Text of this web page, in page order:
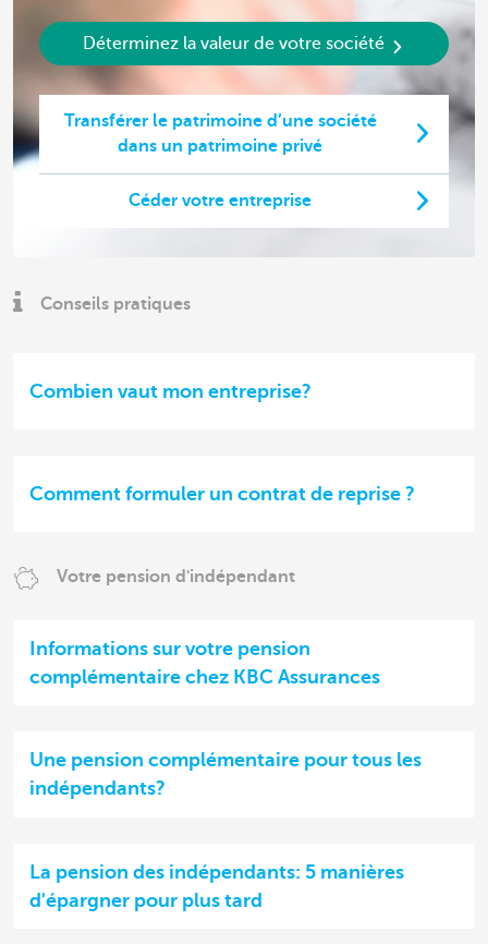
Déterminez la valeur de votre société
Transférer le patrimoine d’une société
dans un patrimoine privé
Céder votre entreprise
Conseils pratiques
Combien vaut mon entreprise?
Comment formuler un contrat de reprise ?
Votre pension d'indépendant
Informations sur votre pension
complémentaire chez KBC Assurances
Une pension complémentaire pour tous les
indépendants?
La pension des indépendants: 5 manières
d'épargner pour plus tard